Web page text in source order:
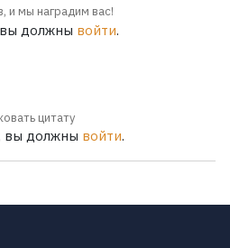
и мы наградим вас!
должны войти.
цитату
вы должны войти.